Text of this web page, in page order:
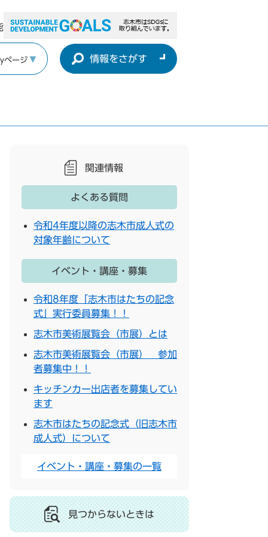
ページ 情報をさがす
関連情報
よくある質問
令和4年度以降の志木市成人式の
対象年齢について
イベント・講座・募集
令和8年度「志木市はたちの記念
式」実行委員募集！！
志木市美術展覧会（市展）とは
志木市美術展覧会（市展） 参加
者募集中！！
キッチンカー出店者を募集してい
ます
志木市はたちの記念式（旧志木市
成人式）について
イベント・講座・募集の一覧
見つからないときは